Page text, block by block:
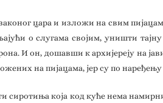
цара и изложи на свим
о слугама својим, уништи
И он, дошавши к архијереју на
на пијацама, јер су по
сиротиња која код куће нема